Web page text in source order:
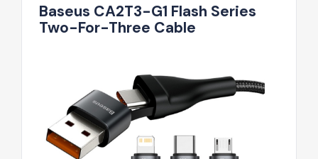
Baseus CA2T3-G1 Flash Series
Two-For-Three Cable